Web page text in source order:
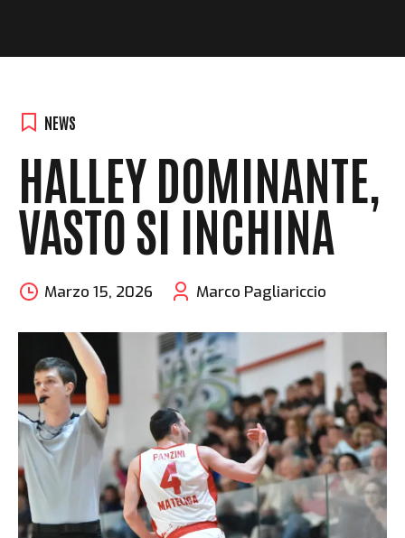
NEWS
HALLEY DOMINANTE,
VASTO SI INCHINA
Marzo 15, 2026 Marco Pagliariccio